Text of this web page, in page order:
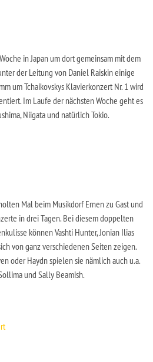
in Japan um dort gemeinsam mit dem
der Leitung von Daniel Raiskin einige
um Tchaikovskys Klavierkonzert Nr. 1 wird
Im Laufe der nächsten Woche geht es
Niigata und natürlich Tokio.
Mal beim Musikdorf Ernen zu Gast und
in drei Tagen. Bei diesem doppelten
können Vashti Hunter, Jonian Ilias
von ganz verschiedenen Seiten zeigen.
oder Haydn spielen sie nämlich auch u.a.
und Sally Beamish.